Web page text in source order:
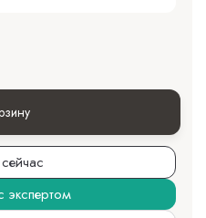
экспертом